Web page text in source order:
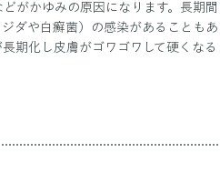
がかゆみの原因になります。長期間
ダや白癬菌）の感染があることもあ
期化し皮膚がゴワゴワして硬くなる